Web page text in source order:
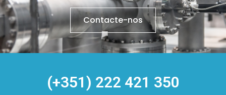
Contacte-nos
(+351) 222 421 350